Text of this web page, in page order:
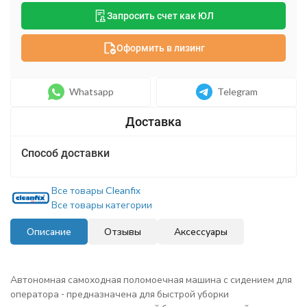
Запросить счет как ЮЛ
Оформить в лизинг
Whatsapp Telegram
Способ доставки
Все товары Cleanfix
Все товары категории
Описание Отзывы Аксессуары
Автономная самоходная поломоечная машина с сидением для
оператора - предназначена для быстрой уборки